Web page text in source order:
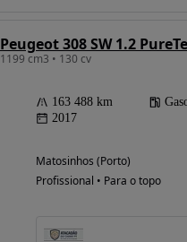
Peugeot 308 SW 1.2
1199 cm3 • 130 cv
163 488 km
2017
Matosinhos (Porto)
Profissional • Para o topo